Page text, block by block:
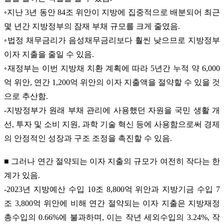
◦지난 3년 동안 84조 위안이 지방에 집중적으로 배분되어 최근
몇 년간 지방정부의 잠재 부채 규모를 크게 줄였음.
◦법정 채무금리가 음성채무금리보다 훨씬 낮으므로 지방정부
이자 지출을 줄일 수 있음.
◦재정부는 이번 지방채 치환 계획에 따라 5년간 누적 약 6,000
억 위안, 연간 1,200억 위안의 이자 지출액을 절약할 수 있을 것
으로 추산함.
-지방정부가 원래 부채 관리에 사용했던 자원을 국민 생활 개
선, 투자 및 소비 지원, 과학 기술 혁신 등에 사용함으로써 경제
의 안정적인 성장과 구조 조정을 촉진할 수 있음.
■ 그러나 연간 절약되는 이자 지출의 규모가 여전히 작다는 한
계가 있음.
-2023년 지방예산 수입 10조 8,800억 위안과 지방기금 수입 7
조 3,800억 위안에 비해 연간 절약되는 이자 지출은 지방재정
총수입의 0.66%에 불과하며, 이는 작년 세외수입의 3.24%, 작